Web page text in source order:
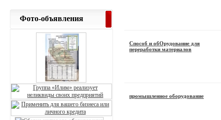
Способ и обОрудование для
переработки материалов
промышленное оборудование
Фото-объявления